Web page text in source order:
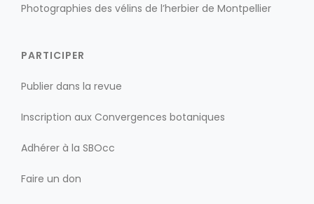
Photographies des vélins de l’herbier de Montpellier
PARTICIPER
Publier dans la revue
Inscription aux Convergences botaniques
Adhérer à la SBOcc
Faire un don